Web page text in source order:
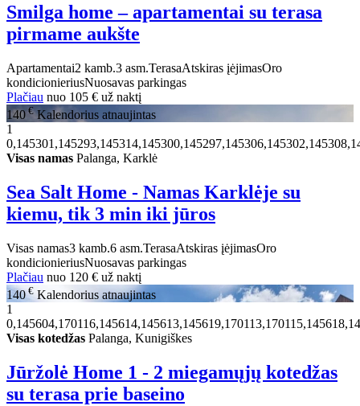
Smilga home – apartamentai su terasa
pirmame aukšte
Apartamentai2 kamb.3 asm.TerasaAtskiras įėjimasOro
kondicionieriusNuosavas parkingas
Plačiau nuo 105 € už naktį
140€ Kalendorius atnaujintas
1
Visas namas Palanga, Karklė
Sea Salt Home - Namas Karklėje su
kiemu, tik 3 min iki jūros
Visas namas3 kamb.6 asm.TerasaAtskiras įėjimasOro
kondicionieriusNuosavas parkingas
Plačiau nuo 120 € už naktį
140€ Kalendorius atnaujintas
1
Visas kotedžas Palanga, Kunigiškes
Jūržolė Home 1 - 2 miegamųjų kotedžas
su terasa prie baseino